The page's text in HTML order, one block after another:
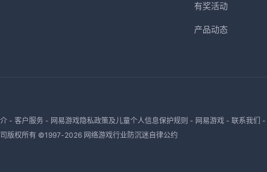
有奖活动
产品动态
- 客户服务- 网易游戏隐私政策及儿童个人信息保护规则 - 网易游戏- 联系我们 -
版权所有 ©1997-2026 网络游戏行业防沉迷自律公约